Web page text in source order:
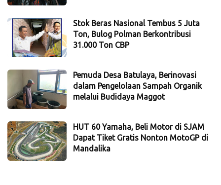
Stok Beras Nasional Tembus 5 Juta
Ton, Bulog Polman Berkontribusi
31.000 Ton CBP
Pemuda Desa Batulaya, Berinovasi
dalam Pengelolaan Sampah Organik
melalui Budidaya Maggot
HUT 60 Yamaha, Beli Motor di SJAM
Dapat Tiket Gratis Nonton MotoGP di
Mandalika